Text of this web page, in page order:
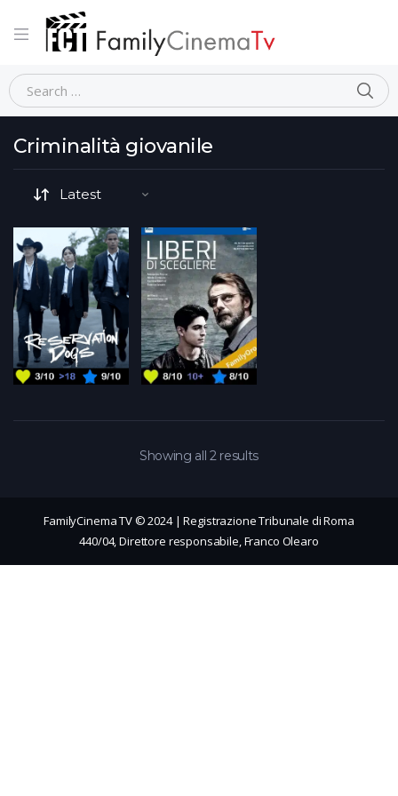
Home
Criminalità giovanile
Showing all 2 results
FamilyCinema TV © 2024 | Registrazione Tribunale di Roma
440/04, Direttore responsabile, Franco Olearo